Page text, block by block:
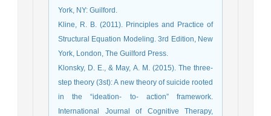
York, NY: Guilford.
Kline, R. B. (2011). Principles and Practice of
Structural Equation Modeling. 3rd Edition, New
York, London, The Guilford Press.
Klonsky, D. E., & May, A. M. (2015). The three-
step theory (3st): A new theory of suicide rooted
in the “ideation- to- action” framework.
International Journal of Cognitive Therapy,